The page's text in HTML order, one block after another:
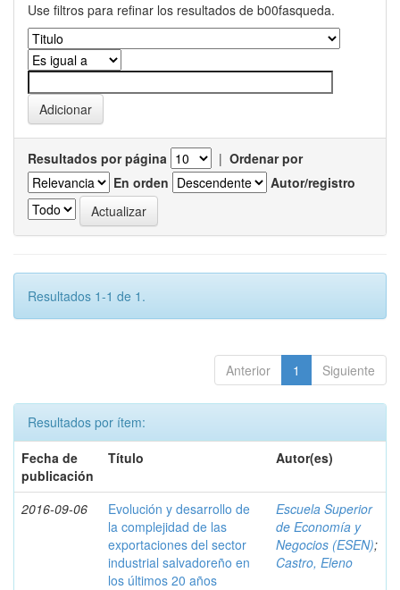
Use filtros para refinar los resultados de b00fasqueda.
Resultados por página | Ordenar por
En orden
Autor/registro
Resultados 1-1 de 1.
Anterior 1 Siguiente
Resultados por ítem:
Fecha de
publicación
Título Autor(es)
2016-09-06
Evolución y desarrollo de
la complejidad de las
exportaciones del sector
industrial salvadoreño en
los últimos 20 años
Escuela Superior
de Economía y
Negocios (ESEN);
Castro, Eleno